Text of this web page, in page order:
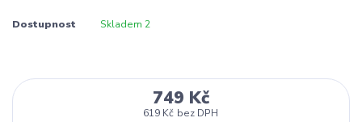
Dostupnost Skladem 2
749 Kč
619 Kč bez DPH